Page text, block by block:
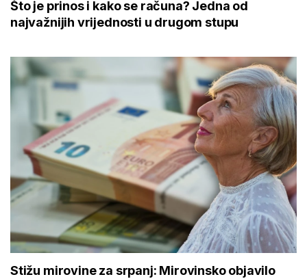
Što je prinos i kako se računa? Jedna od
najvažnijih vrijednosti u drugom stupu
Stižu mirovine za srpanj: Mirovinsko objavilo